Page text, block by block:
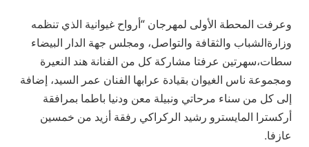
وعرفت المحطة الأولى لمهرجان “أرواح غيوانية الذيتنظمه
وزارةالشباب والثقافة والتواصل، ومجلس جهة الدارالبيضاء
سطات،سهرتين عرفتا مشاركة كل من الفنانة هند النعيرة
ومجموعة ناس الغيوان بقيادة عرابها الفنان عمر السيد، إضافة
إلى كل من سناء مرحاتي ونبيلة معن ودنيا باطما بمرافقة
أركسترا المايسترو رشيد الركراكي رفقة أزيد من خمسين
عازفا.